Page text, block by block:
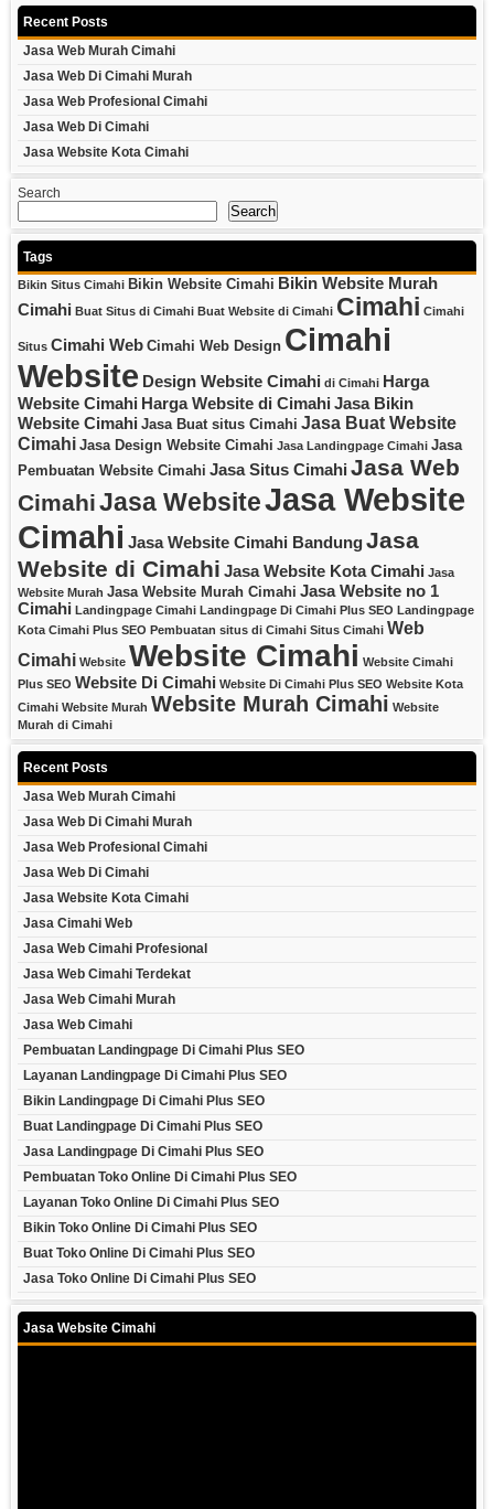
Recent Posts
Jasa Web Murah Cimahi
Jasa Web Di Cimahi Murah
Jasa Web Profesional Cimahi
Jasa Web Di Cimahi
Jasa Website Kota Cimahi
Search
Search
Tags
Bikin Situs Cimahi Bikin Website Cimahi Bikin Website Murah
Cimahi Buat Situs di Cimahi Buat Website di Cimahi Cimahi Cimahi
Situs Cimahi Web Cimahi Web Design Cimahi
Website Design Website Cimahi di Cimahi Harga
Website Cimahi Harga Website di Cimahi Jasa Bikin
Website Cimahi Jasa Buat situs Cimahi Jasa Buat Website
Cimahi Jasa Design Website Cimahi Jasa Landingpage Cimahi Jasa
Pembuatan Website Cimahi Jasa Situs Cimahi Jasa Web
CimahiJasa WebsiteJasa Website
Cimahi Jasa Website Cimahi BandungJasa
Website di Cimahi Jasa Website Kota Cimahi Jasa
Website Murah Jasa Website Murah Cimahi Jasa Website no 1
Cimahi Landingpage Cimahi Landingpage Di Cimahi Plus SEO Landingpage
Kota Cimahi Plus SEO Pembuatan situs di Cimahi Situs Cimahi Web
Cimahi Website Website Cimahi Website Cimahi
Plus SEO Website Di Cimahi Website Di Cimahi Plus SEO Website Kota
Cimahi Website Murah Website Murah Cimahi Website
Murah di Cimahi
Recent Posts
Jasa Web Murah Cimahi
Jasa Web Di Cimahi Murah
Jasa Web Profesional Cimahi
Jasa Web Di Cimahi
Jasa Website Kota Cimahi
Jasa Cimahi Web
Jasa Web Cimahi Profesional
Jasa Web Cimahi Terdekat
Jasa Web Cimahi Murah
Jasa Web Cimahi
Pembuatan Landingpage Di Cimahi Plus SEO
Layanan Landingpage Di Cimahi Plus SEO
Bikin Landingpage Di Cimahi Plus SEO
Buat Landingpage Di Cimahi Plus SEO
Jasa Landingpage Di Cimahi Plus SEO
Pembuatan Toko Online Di Cimahi Plus SEO
Layanan Toko Online Di Cimahi Plus SEO
Bikin Toko Online Di Cimahi Plus SEO
Buat Toko Online Di Cimahi Plus SEO
Jasa Toko Online Di Cimahi Plus SEO
Jasa Website Cimahi